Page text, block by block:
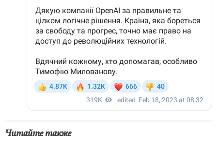
Читайте также